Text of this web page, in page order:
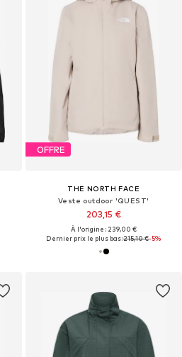
OFFRE
THE NORTH FACE
Veste outdoor 'QUEST'
203,15 €
À l'origine : 239,00 €
Dernier prix le plus bas :215,10 €-5%